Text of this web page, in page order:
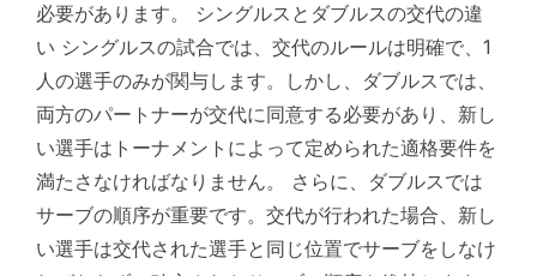
必要があります。 シングルスとダブルスの交代の違
い シングルスの試合では、交代のルールは明確で、1
人の選手のみが関与します。しかし、ダブルスでは、
両方のパートナーが交代に同意する必要があり、新し
い選手はトーナメントによって定められた適格要件を
満たさなければなりません。 さらに、ダブルスでは
サーブの順序が重要です。交代が行われた場合、新し
い選手は交代された選手と同じ位置でサーブをしなけ